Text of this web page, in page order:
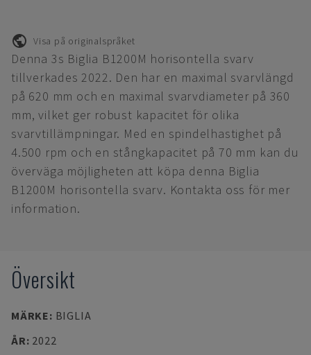
Visa på originalspråket
Denna 3s Biglia B1200M horisontella svarv
tillverkades 2022. Den har en maximal svarvlängd
på 620 mm och en maximal svarvdiameter på 360
mm, vilket ger robust kapacitet för olika
svarvtillämpningar. Med en spindelhastighet på
4.500 rpm och en stångkapacitet på 70 mm kan du
överväga möjligheten att köpa denna Biglia
B1200M horisontella svarv. Kontakta oss för mer
information.
Översikt
MÄRKE: BIGLIA
ÅR: 2022